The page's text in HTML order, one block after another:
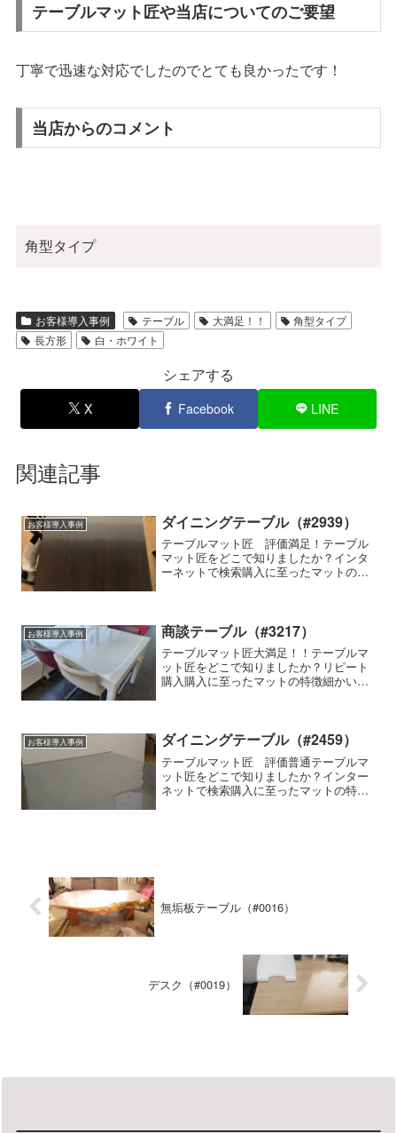
テーブルマット匠や当店についてのご要望
丁寧で迅速な対応でしたのでとても良かったです！
当店からのコメント
角型タイプ
お客様導入事例 テーブル 大満足！！
角型タイプ
長方形
白・ホワイト
シェアする
X Facebook LINE
関連記事
お客様導入事例 ダイニングテーブル（#2939）
テーブルマット匠 評価満足！テーブル
マット匠をどこで知りましたか？インタ
ーネットで検索購入に至ったマットの特
使用（プラス5...
お客様導入事例 商談テーブル（#3217）
テーブルマット匠大満足！！テーブルマ
ット匠をどこで知りましたか？リピート
購入購入に至ったマットの特徴細かいサ
名は不明です。木材...
お客様導入事例 ダイニングテーブル（#2459）
テーブルマット匠 評価普通テーブルマ
ット匠をどこで知りましたか？インター
ネットで検索購入に至ったマットの特徴
無垢板テーブル（#0016）
デスク（#0019）